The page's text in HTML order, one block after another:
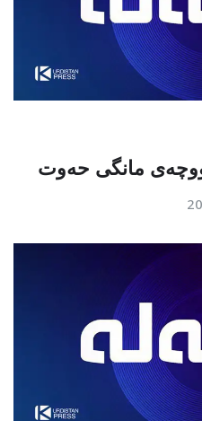
مانگی حەوت